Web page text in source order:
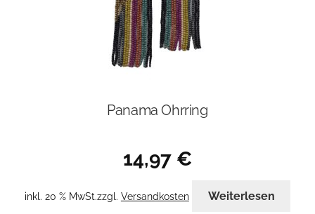
Panama Ohrring
14,97 €
inkl. 20 % MwSt.zzgl. Versandkosten Weiterlesen